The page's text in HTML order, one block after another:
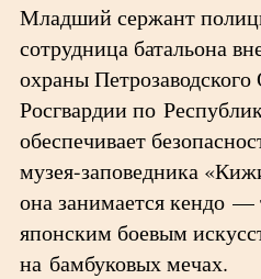
Младший сержант
сотрудница батальона
охраны
Росгвардии по
обеспечивает
музея-заповедника
она занимается кендо
японским боевым
на бамбуковых мечах.